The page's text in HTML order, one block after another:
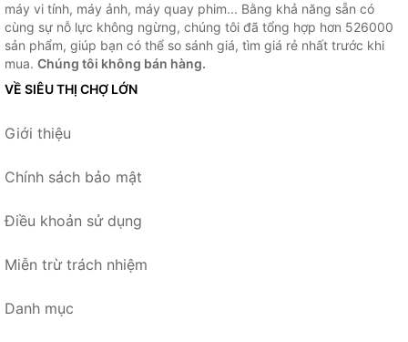
máy vi tính, máy ảnh, máy quay phim... Bằng khả năng sẵn có
cùng sự nỗ lực không ngừng, chúng tôi đã tổng hợp hơn 526000
sản phẩm, giúp bạn có thể so sánh giá, tìm giá rẻ nhất trước khi
mua. Chúng tôi không bán hàng.
VỀ SIÊU THỊ CHỢ LỚN
Giới thiệu
Chính sách bảo mật
Điều khoản sử dụng
Miễn trừ trách nhiệm
Danh mục